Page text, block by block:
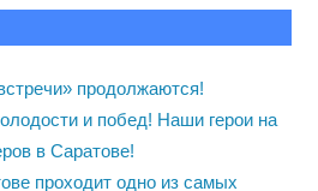
продолжаются!
и побед! Наши герои на
в Саратове!
проходит одно из самых